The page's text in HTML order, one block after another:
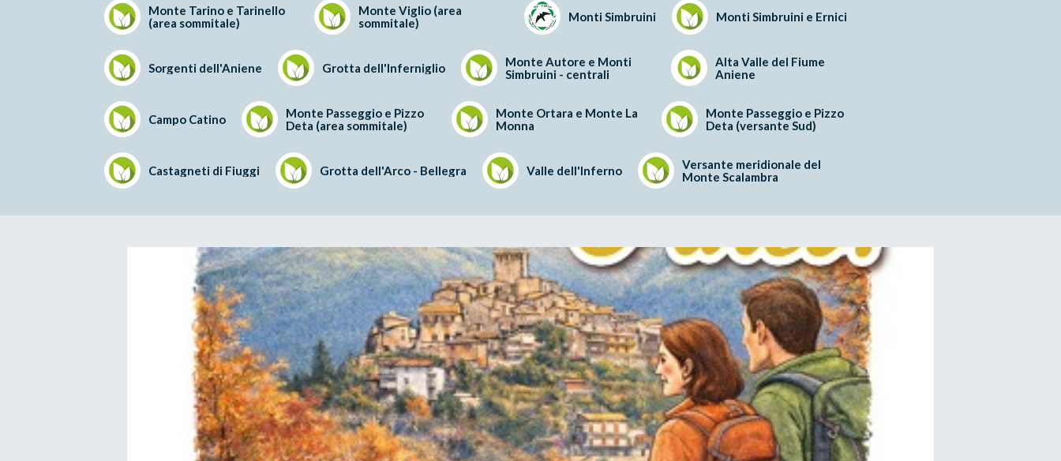
Monte Tarino e Tarinello
(area sommitale)
Monte Viglio (area
sommitale)
Monti Simbruini Monti Simbruini e Ernici
Sorgenti dell'Aniene Grotta dell'Inferniglio
Monte Autore e Monti
Simbruini - centrali
Alta Valle del Fiume
Aniene
Campo Catino
Monte Passeggio e Pizzo
Deta (area sommitale)
Monte Ortara e Monte La
Monna
Monte Passeggio e Pizzo
Deta (versante Sud)
Castagneti di Fiuggi Grotta dell'Arco - Bellegra Valle dell'Inferno
Versante meridionale del
Monte Scalambra